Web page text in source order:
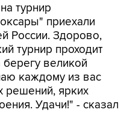
турнир
приехали
России. Здорово,
турнир проходит
великой
каждому из вас
решений, ярких
Удачи!" - сказал